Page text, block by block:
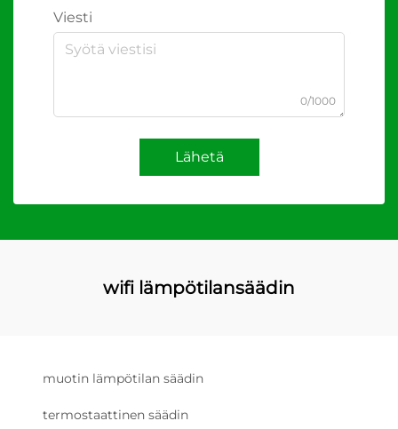
Viesti
0/1000
Lähetä
wifi lämpötilansäädin
muotin lämpötilan säädin
termostaattinen säädin